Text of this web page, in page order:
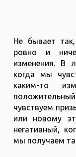
Не бывает
ровно и
изменения. В
когда мы
каким-то
чувствуем
или новому
негативный,
мы получаем